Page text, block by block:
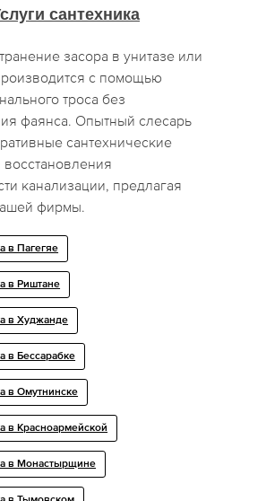
сантехника
засора в унитазе или
с помощью
троса без
фаянса. Опытный слесарь
сантехнические
канализации, предлагая
фирмы.
в Пагегяе
в Риштане
в Худжанде
в Бессарабке
в Омутнинске
в Красноармейской
в Монастырщине